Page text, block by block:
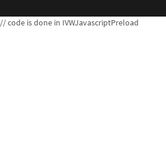
// code is done in IVWJavascriptPreload